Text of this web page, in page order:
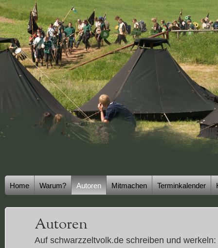
Home Warum? Autoren Mitmachen Terminkalender
Autoren
Auf schwarzzeltvolk.de schreiben und werkeln: